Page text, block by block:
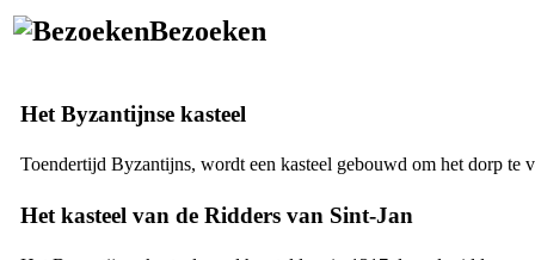
Bezoeken
Het Byzantijnse kasteel
Toendertijd Byzantijns, wordt een kasteel gebouwd om het dorp te
Het kasteel van de Ridders van Sint-Jan